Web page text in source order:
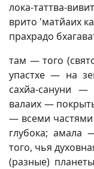
лока-таттва-
врито 'матйаих
прахрадо
там — того
упастхе — на
сахйа-сануни
валаих —
— всеми частями
глубока; амала
того, чья
(разные)